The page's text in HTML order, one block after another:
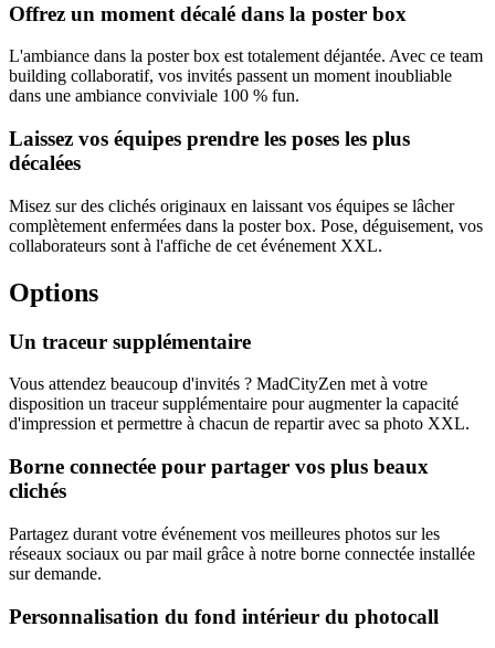
Offrez un moment décalé dans la poster box
L'ambiance dans la poster box est totalement déjantée. Avec ce team
building collaboratif, vos invités passent un moment inoubliable
dans une ambiance conviviale 100 % fun.
Laissez vos équipes prendre les poses les plus
décalées
Misez sur des clichés originaux en laissant vos équipes se lâcher
complètement enfermées dans la poster box. Pose, déguisement, vos
collaborateurs sont à l'affiche de cet événement XXL.
Options
Un traceur supplémentaire
Vous attendez beaucoup d'invités ? MadCityZen met à votre
disposition un traceur supplémentaire pour augmenter la capacité
d'impression et permettre à chacun de repartir avec sa photo XXL.
Borne connectée pour partager vos plus beaux
clichés
Partagez durant votre événement vos meilleures photos sur les
réseaux sociaux ou par mail grâce à notre borne connectée installée
sur demande.
Personnalisation du fond intérieur du photocall